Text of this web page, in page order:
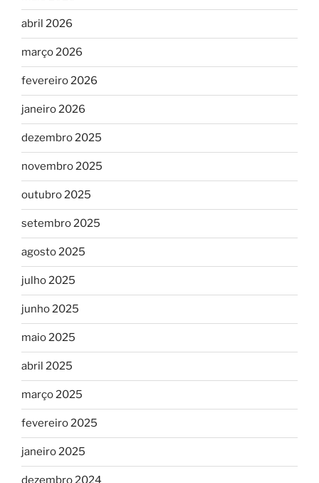
abril 2026
março 2026
fevereiro 2026
janeiro 2026
dezembro 2025
novembro 2025
outubro 2025
setembro 2025
agosto 2025
julho 2025
junho 2025
maio 2025
abril 2025
março 2025
fevereiro 2025
janeiro 2025
dezembro 2024